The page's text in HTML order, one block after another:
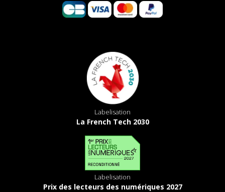
Labelisation
La French Tech 2030
Labelisation
Prix des lecteurs des numériques 2027